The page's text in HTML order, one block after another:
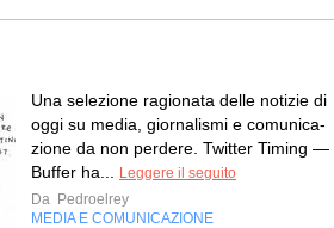
Una sele­zione ragio­nata delle noti­zie di
oggi su media, gior­na­li­smi e comu­ni­ca­
zione da non perdere. Twit­ter Timing —
Buf­fer ha...
Leggere il seguito
Da Pedroelrey
MEDIA E COMUNICAZIONE